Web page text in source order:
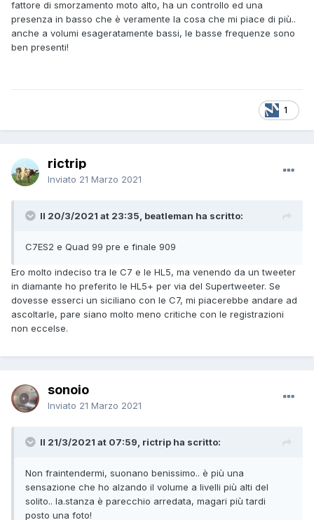
fattore di smorzamento moto alto, ha un controllo ed una
presenza in basso che è veramente la cosa che mi piace di più..
anche a volumi esageratamente bassi, le basse frequenze sono
ben presenti!
1
rictrip
Inviato 21 Marzo 2021
Il 20/3/2021 at 23:35, beatleman ha scritto:
C7ES2 e Quad 99 pre e finale 909
Ero molto indeciso tra le C7 e le HL5, ma venendo da un tweeter
in diamante ho preferito le HL5+ per via del Supertweeter. Se
dovesse esserci un siciliano con le C7, mi piacerebbe andare ad
ascoltarle, pare siano molto meno critiche con le registrazioni
non eccelse.
sonoio
Inviato 21 Marzo 2021
Il 21/3/2021 at 07:59, rictrip ha scritto:
Non fraintendermi, suonano benissimo.. è più una
sensazione che ho alzando il volume a livelli più alti del
solito.. la.stanza è parecchio arredata, magari più tardi
posto una foto!